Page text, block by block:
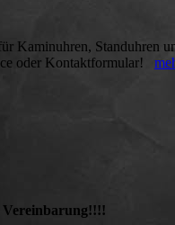
Kaminuhren, Standuhren
oder Kontaktformular!